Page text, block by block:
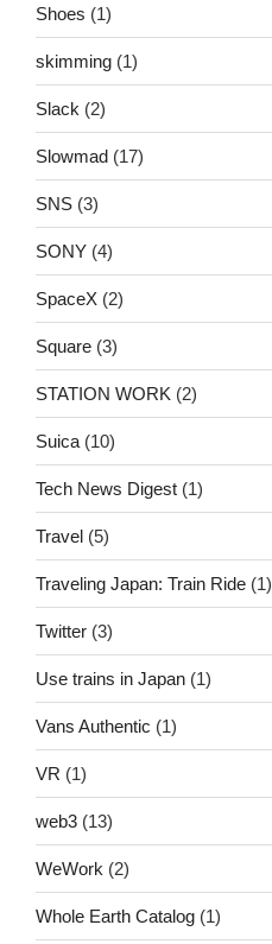
Shoes (1)
skimming (1)
Slack (2)
Slowmad (17)
SNS (3)
SONY (4)
SpaceX (2)
Square (3)
STATION WORK (2)
Suica (10)
Tech News Digest (1)
Travel (5)
Traveling Japan: Train Ride (1)
Twitter (3)
Use trains in Japan (1)
Vans Authentic (1)
VR (1)
web3 (13)
WeWork (2)
Whole Earth Catalog (1)